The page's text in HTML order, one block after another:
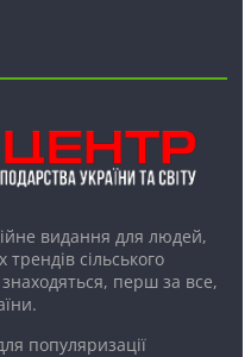
видання для людей,
трендів сільського
перш за все,
популяризації